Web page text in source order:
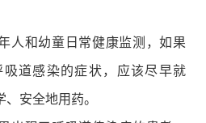
人和幼童日常健康监测，如果
道感染的症状，应该尽早就
安全地用药。